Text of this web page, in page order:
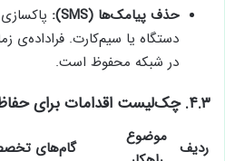
حذف پیامک‌ها (SMS):
دستگاه یا سیم‌کارت. فراداده‌ی
در شبکه محفوظ است.
۴.۳. چک‌لیست اقدامات برای حفاظت از حریم خصوصی آتی
ردیف
موضوع
گام‌های